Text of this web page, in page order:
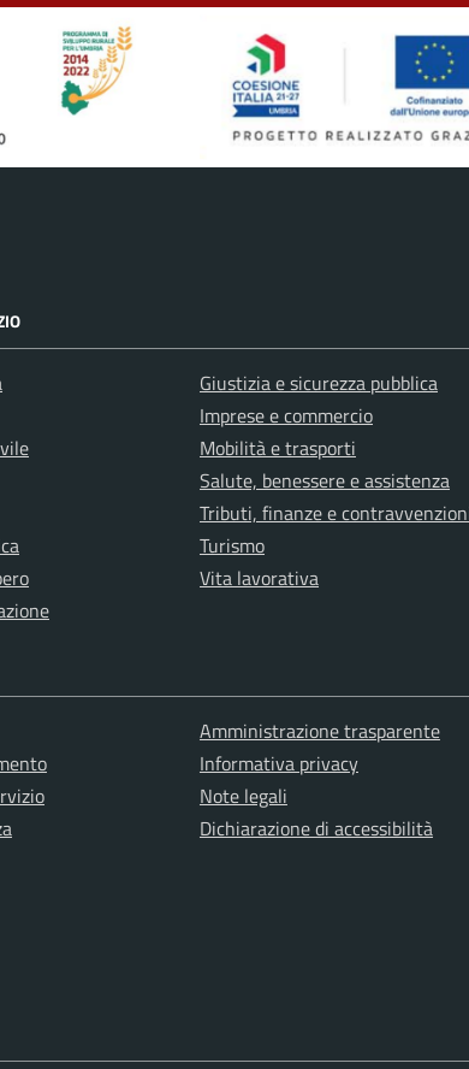
Giustizia e sicurezza pubblica
Imprese e commercio
Mobilità e trasporti
Salute, benessere e assistenza
Tributi, finanze e
Turismo
Vita lavorativa
Amministrazione trasparente
Informativa privacy
Note legali
Dichiarazione di accessibilità